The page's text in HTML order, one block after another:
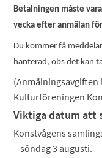
Betalningen måste
vecka efter anmälan
Du kommer få
hanterad, obs det kan
(Anmälningsavgiften
Kulturföreningen
Viktiga datum att
Konstvågens
– söndag 3 augusti.